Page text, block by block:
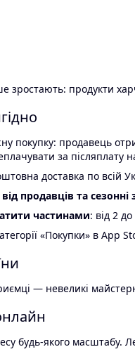
зростають: продукти
покупку: продавець
за післяплату
доставка по всій
від продавців та
частинами: від 2
«Покупки» в App
— невеликі
будь-якого масштабу.